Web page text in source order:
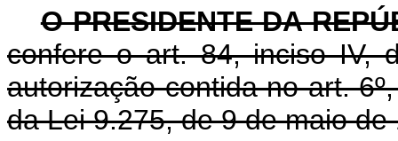
O PRESIDENTE DA
confere o art. 84, inciso IV,
autorização contida no art.
da Lei 9.275, de 9 de maio de